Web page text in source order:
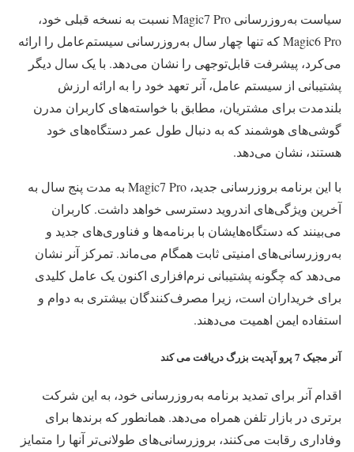
سیاست به‌روزرسانی Magic7 Pro نسبت به نسخه قبلی خود،
Magic6 Pro که تنها چهار سال به‌روزرسانی سیستم‌عامل را ارائه
می‌کرد، پیشرفت قابل‌توجهی را نشان می‌دهد. با یک سال دیگر
پشتیبانی از سیستم عامل، آنر تعهد خود را به ارائه ارزش
بلندمدت برای مشتریان، مطابق با خواسته‌های کاربران مدرن
گوشی‌های هوشمند که به دنبال طول عمر دستگاه‌های خود
هستند، نشان می‌دهد.
با این برنامه بروزرسانی جدید، Magic7 Pro به مدت پنج سال به
آخرین ویژگی‌های اندروید دسترسی خواهد داشت. کاربران
می‌بینند که دستگاه‌هایشان با برنامه‌ها و فناوری‌های جدید و
به‌روزرسانی‌های امنیتی ثابت همگام می‌ماند. تمرکز آنر نشان
می‌دهد که چگونه پشتیبانی نرم‌افزاری اکنون یک عامل کلیدی
برای خریداران است، زیرا مصرف‌کنندگان بیشتری به دوام و
استفاده ایمن اهمیت می‌دهند.
آنر مجیک 7 پرو آپدیت بزرگ دریافت می کند
اقدام آنر برای تمدید برنامه به‌روزرسانی خود، به این شرکت
برتری در بازار تلفن همراه می‌دهد. همانطور که برندها برای
وفاداری رقابت می‌کنند، بروزرسانی‌های طولانی‌تر آنها را متمایز